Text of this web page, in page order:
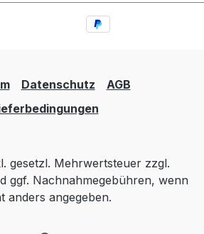
Datenschutz
AGB
gesetzl. Mehrwertsteuer zzgl.
ggf. Nachnahmegebühren, wenn
anders angegeben.